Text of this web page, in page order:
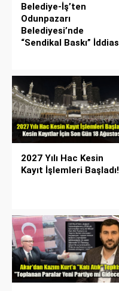
Belediye-İş’ten
Odunpazarı
Belediyesi’nde
“Sendikal Baskı”
2027 Yılı Hac Kesin
Kayıt İşlemleri Başladı!